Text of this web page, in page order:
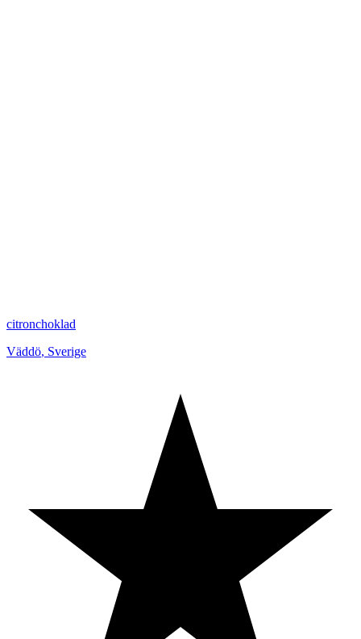
citronchoklad
Väddö, Sverige